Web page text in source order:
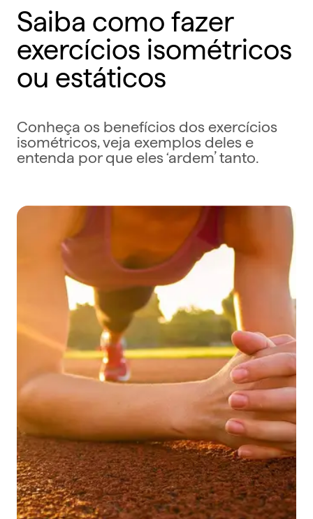
Saiba como fazer
exercícios isométricos
ou estáticos
Conheça os benefícios dos exercícios
isométricos, veja exemplos deles e
entenda por que eles ‘ardem’ tanto.